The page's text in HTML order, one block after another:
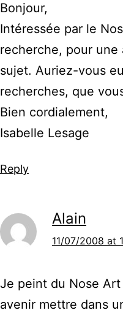
Bonjour,
Intéressée par le
recherche, pour une
sujet. Auriez-vous
recherches, que
Bien cordialement,
Isabelle Lesage
Reply
Alain
11/07/2008 at
Je peint du Nose
avenir mettre dans